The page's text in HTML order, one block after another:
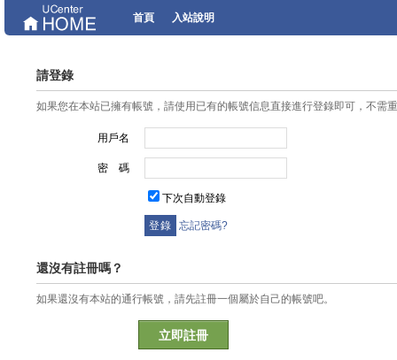
首頁 入站說明
請登錄
如果您在本站已擁有帳號，請使用已有的帳號信息直接進行登錄即可，不需
用戶名
密 碼
下次自動登錄
忘記密碼?
還沒有註冊嗎？
如果還沒有本站的通行帳號，請先註冊一個屬於自己的帳號吧。
立即註冊